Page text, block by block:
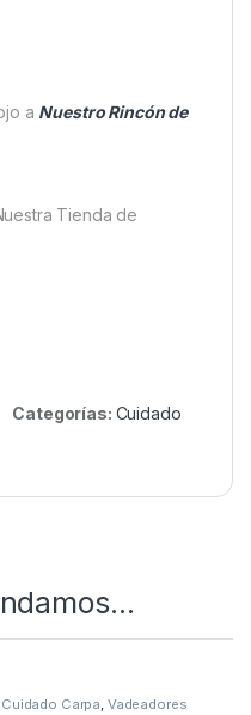
a Nuestro Rincón de
Tienda de
Categorías: Cuidado
Cuidado Carpa, Vadeadores